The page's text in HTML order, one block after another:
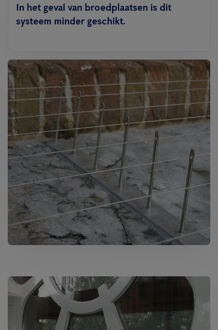
In het geval van broedplaatsen is dit
systeem minder geschikt.